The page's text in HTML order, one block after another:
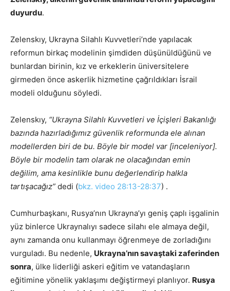
duyurdu.
Zelenskıy, Ukrayna Silahlı Kuvvetleri’nde yapılacak
reformun birkaç modelinin şimdiden düşünüldüğünü ve
bunlardan birinin, kız ve erkeklerin üniversitelere
girmeden önce askerlik hizmetine çağrıldıkları İsrail
modeli olduğunu söyledi.
Zelenskıy, “Ukrayna Silahlı Kuvvetleri ve İçişleri Bakanlığı
bazında hazırladığımız güvenlik reformunda ele alınan
modellerden biri de bu. Böyle bir model var [inceleniyor].
Böyle bir modelin tam olarak ne olacağından emin
değilim, ama kesinlikle bunu değerlendirip halkla
tartışacağız” dedi (bkz. video 28:13-28:37) .
Cumhurbaşkanı, Rusya’nın Ukrayna’yı geniş çaplı işgalinin
yüz binlerce Ukraynalıyı sadece silahı ele almaya değil,
aynı zamanda onu kullanmayı öğrenmeye de zorladığını
vurguladı. Bu nedenle, Ukrayna’nın savaştaki zaferinden
sonra, ülke liderliği askeri eğitim ve vatandaşların
eğitimine yönelik yaklaşımı değiştirmeyi planlıyor. Rusya